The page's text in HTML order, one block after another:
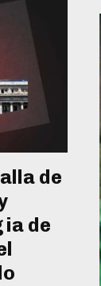
de
de